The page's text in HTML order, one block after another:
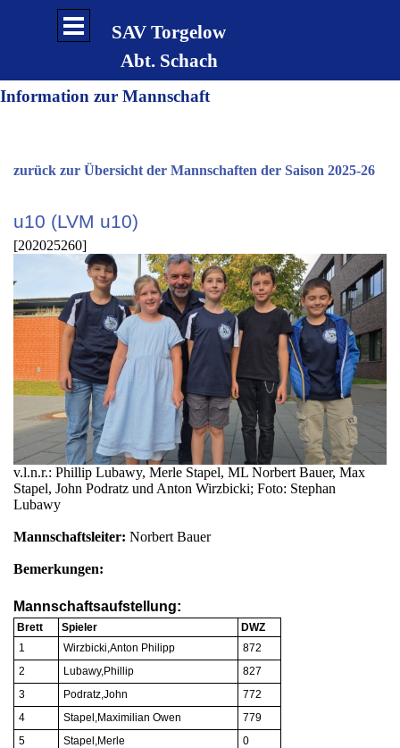
Direkt zum Seiteninhalt
SAV Torgelow
Abt. Schach
Menü überspringen
Information zur Mannschaft
zurück zur Übersicht der Mannschaften der Saison 2025-26
u10 (LVM u10)
[202025260]
v.l.n.r.: Phillip Lubawy, Merle Stapel, ML Norbert Bauer, Max
Stapel, John Podratz und Anton Wirzbicki; Foto: Stephan
Lubawy
Mannschaftsleiter: Norbert Bauer
Bemerkungen:
Mannschaftsaufstellung:
Brett Spieler
DWZ
1
Wirzbicki,Anton Philipp
872
2
Lubawy,Phillip
827
3
Podratz,John
772
4
Stapel,Maximilian Owen
779
5
Stapel,Merle 0